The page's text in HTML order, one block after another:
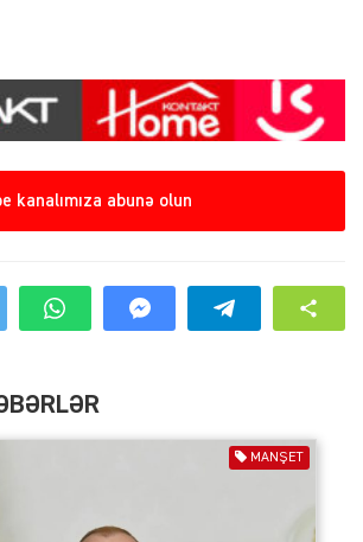
kanalımıza abunə olun
MANŞET